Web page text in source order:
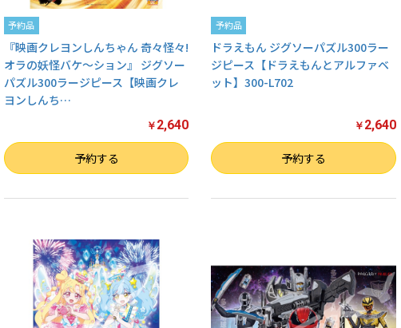
予約品
『映画クレヨンしんちゃん 奇々怪々!
オラの妖怪バケ～ション』 ジグソー
パズル300ラージピース【映画クレ
ヨンしんち…
￥ 2,640
数量 予約する
予約品
ドラえもん ジグソーパズル300ラー
ジピース【ドラえもんとアルファベ
ット】300-L702
￥ 2,640
数量 予約する